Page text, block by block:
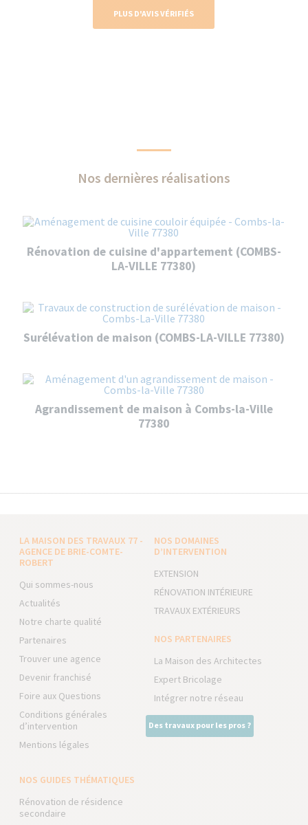
PLUS D'AVIS VÉRIFIÉS
Nos dernières réalisations
Rénovation de cuisine d'appartement (COMBS-
LA-VILLE 77380)
Surélévation de maison (COMBS-LA-VILLE 77380)
Agrandissement de maison à Combs-la-Ville
77380
LA MAISON DES TRAVAUX 77 -
AGENCE DE BRIE-COMTE-
ROBERT
Qui sommes-nous
Actualités
Notre charte qualité
Partenaires
Trouver une agence
Devenir franchisé
Foire aux Questions
Conditions générales
d’intervention
Mentions légales
NOS DOMAINES
D’INTERVENTION
EXTENSION
RÉNOVATION INTÉRIEURE
TRAVAUX EXTÉRIEURS
NOS PARTENAIRES
La Maison des Architectes
Expert Bricolage
Intégrer notre réseau
Des travaux pour les pros ?
NOS GUIDES THÉMATIQUES
Rénovation de résidence
secondaire